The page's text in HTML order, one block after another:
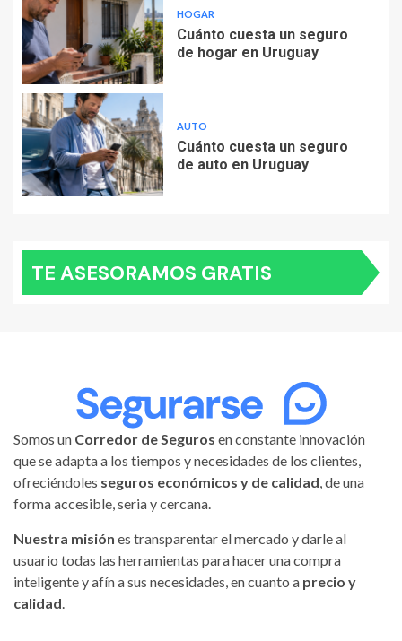
HOGAR
Cuánto cuesta un seguro
de hogar en Uruguay
AUTO
Cuánto cuesta un seguro
de auto en Uruguay
TE ASESORAMOS GRATIS
Somos un Corredor de Seguros en constante innovación
que se adapta a los tiempos y necesidades de los clientes,
ofreciéndoles seguros económicos y de calidad , de una
forma accesible, seria y cercana.
Nuestra misión es transparentar el mercado y darle al
usuario todas las herramientas para hacer una compra
inteligente y afín a sus necesidades, en cuanto a precio y
calidad